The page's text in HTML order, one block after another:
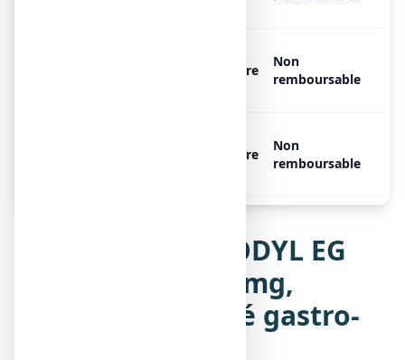
Libre
Non
remboursable
Libre
Non
remboursable
Notice de BISACODYL EG
LABO CONSEIL 5 mg,
comprimé enrobé gastro-